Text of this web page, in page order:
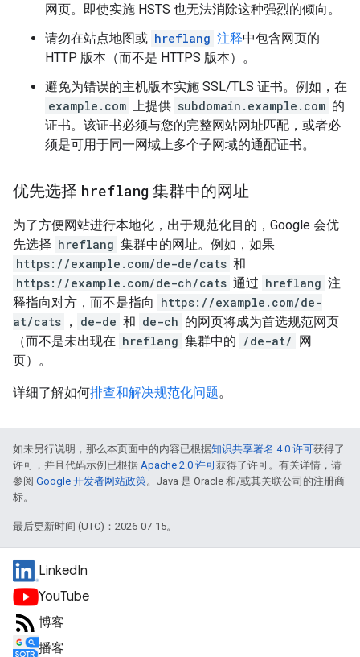
网页。即使实施 HSTS 也无法消除这种强烈的倾向。
请勿在站点地图或 hreflang 注释中包含网页的
HTTP 版本（而不是 HTTPS 版本）。
避免为错误的主机版本实施 SSL/TLS 证书。例如，在
example.com
上提供 subdomain.example.com 的
证书。该证书必须与您的完整网站网址匹配，或者必
须是可用于同一网域上多个子网域的通配证书。
优先选择 hreflang 集群中的网址
为了方便网站进行本地化，出于规范化目的，Google 会优
先选择 hreflang 集群中的网址。例如，如果
https://example.com/de-de/cats 和
https://example.com/de-ch/cats 通过 hreflang 注
释指向对方，而不是指向 https://example.com/de-
at/cats ， de-de 和 de-ch 的网页将成为首选规范网页
（而不是未出现在 hreflang 集群中的 /de-at/ 网
页）。
详细了解如何排查和解决规范化问题。
如未另行说明，那么本页面中的内容已根据知识共享署名 4.0 许可获得了
许可，并且代码示例已根据 Apache 2.0 许可获得了许可。有关详情，请
参阅 Google 开发者网站政策。Java 是 Oracle 和/或其关联公司的注册商
标。
最后更新时间 (UTC)：2026-07-15。
LinkedIn
YouTube
博客
播客